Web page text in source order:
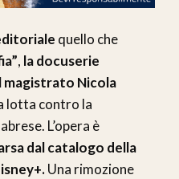
quello che
, la docuserie
magistrato Nicola
lotta contro la
L’opera è
dal catalogo della
Una rimozione